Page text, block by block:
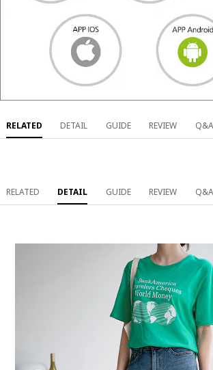
RELATED DETAIL GUIDE REVIEW Q&A
RELATED DETAIL GUIDE REVIEW Q&A